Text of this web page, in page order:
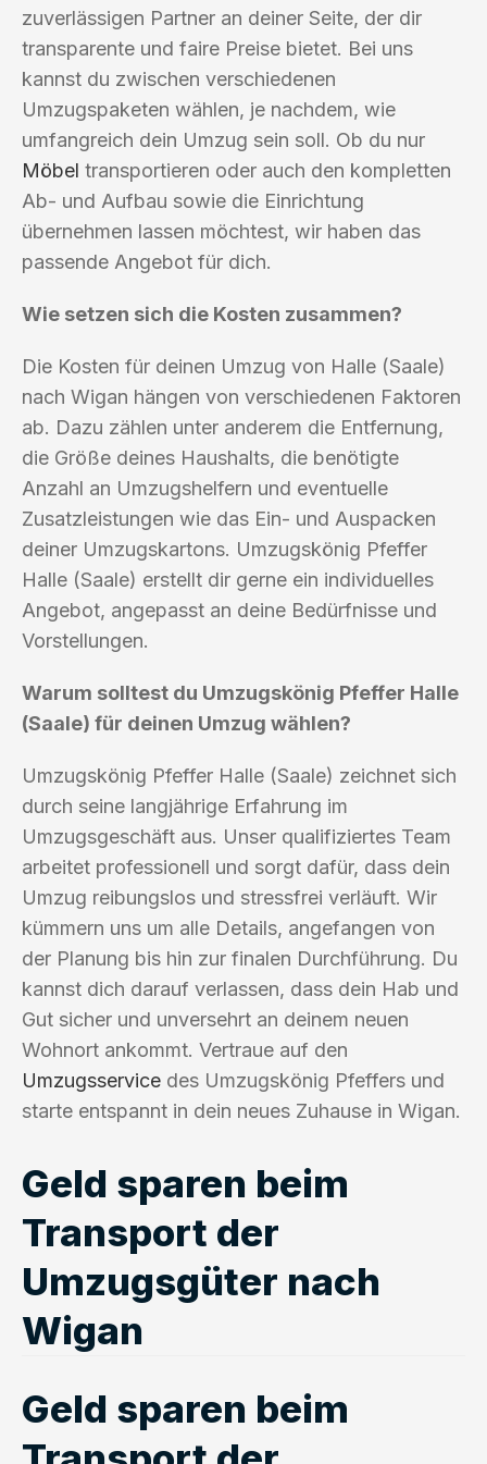
zuverlässigen Partner an deiner Seite, der dir
transparente und faire Preise bietet. Bei uns
kannst du zwischen verschiedenen
Umzugspaketen wählen, je nachdem, wie
umfangreich dein Umzug sein soll. Ob du nur
Möbel transportieren oder auch den kompletten
Ab- und Aufbau sowie die Einrichtung
übernehmen lassen möchtest, wir haben das
passende Angebot für dich.
Wie setzen sich die Kosten zusammen?
Die Kosten für deinen Umzug von Halle (Saale)
nach Wigan hängen von verschiedenen Faktoren
ab. Dazu zählen unter anderem die Entfernung,
die Größe deines Haushalts, die benötigte
Anzahl an Umzugshelfern und eventuelle
Zusatzleistungen wie das Ein- und Auspacken
deiner Umzugskartons. Umzugskönig Pfeffer
Halle (Saale) erstellt dir gerne ein individuelles
Angebot, angepasst an deine Bedürfnisse und
Vorstellungen.
Warum solltest du Umzugskönig Pfeffer Halle
(Saale) für deinen Umzug wählen?
Umzugskönig Pfeffer Halle (Saale) zeichnet sich
durch seine langjährige Erfahrung im
Umzugsgeschäft aus. Unser qualifiziertes Team
arbeitet professionell und sorgt dafür, dass dein
Umzug reibungslos und stressfrei verläuft. Wir
kümmern uns um alle Details, angefangen von
der Planung bis hin zur finalen Durchführung. Du
kannst dich darauf verlassen, dass dein Hab und
Gut sicher und unversehrt an deinem neuen
Wohnort ankommt. Vertraue auf den
Umzugsservice des Umzugskönig Pfeffers und
starte entspannt in dein neues Zuhause in Wigan.
Geld sparen beim
Transport der
Umzugsgüter nach
Wigan
Geld sparen beim